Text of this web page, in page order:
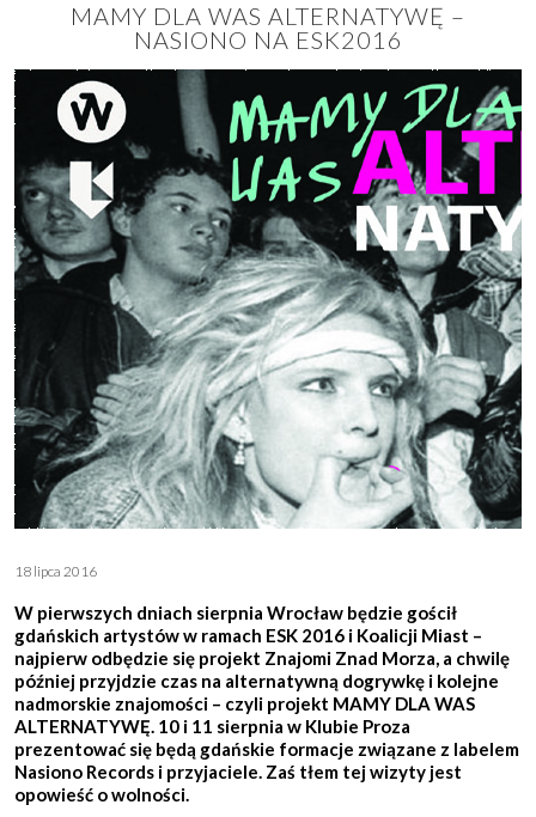
MAMY DLA WAS ALTERNATYWĘ –
NASIONO NA ESK2016
18 lipca 2016
W pierwszych dniach sierpnia Wrocław będzie gościł
gdańskich artystów w ramach ESK 2016 i Koalicji Miast –
najpierw odbędzie się projekt Znajomi Znad Morza, a chwilę
później przyjdzie czas na alternatywną dogrywkę i kolejne
nadmorskie znajomości – czyli projekt MAMY DLA WAS
ALTERNATYWĘ. 10 i 11 sierpnia w Klubie Proza
prezentować się będą gdańskie formacje związane z labelem
Nasiono Records i przyjaciele. Zaś tłem tej wizyty jest
opowieść o wolności.